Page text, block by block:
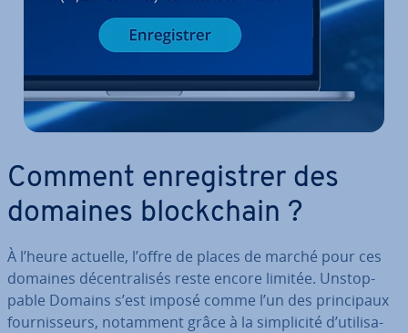
Comment en­re­gis­trer des
domaines blo­ck­chain ?
À l’heure actuelle, l’offre de places de marché pour ces
domaines dé­cen­tra­li­sés reste encore limitée. Uns­top­
pable Domains s’est imposé comme l’un des prin­ci­paux
four­nis­seurs, notamment grâce à la sim­pli­cité d’uti­li­sa­